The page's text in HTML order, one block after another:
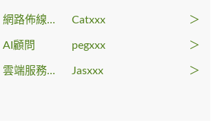
網路佈線工程 Catxxx ＞
AI顧問 pegxxx ＞
雲端服務代辦 Jasxxx ＞